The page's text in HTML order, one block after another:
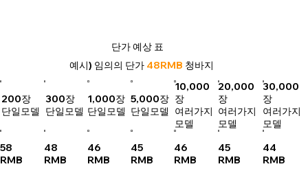
단가 예상 표
예시) 임의의 단가 48RMB 청바지
5,000장
단일모델
300장
단일모델
20,000
장
여러가지
모델
200장
단일모델
1,000장
단일모델
10,000
장
여러가지
모델
30,000
장
여러가지
모델
45
RMB
48
RMB
45
RMB
58
RMB
46
RMB
46
RMB
44
RMB